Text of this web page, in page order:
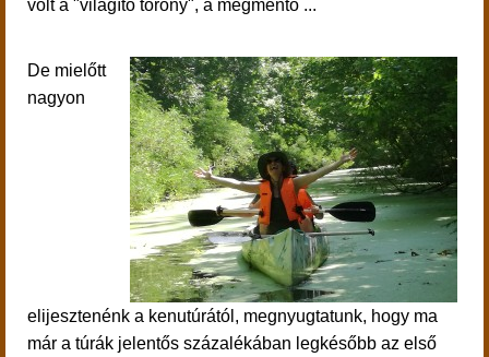
volt a "világító torony", a megmentő ...
De mielőtt
nagyon
elijesztenénk a kenutúrától, megnyugtatunk, hogy ma
már a túrák jelentős százalékában legkésőbb az első